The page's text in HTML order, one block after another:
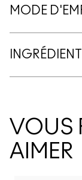
MODE
VOUS
AIMER